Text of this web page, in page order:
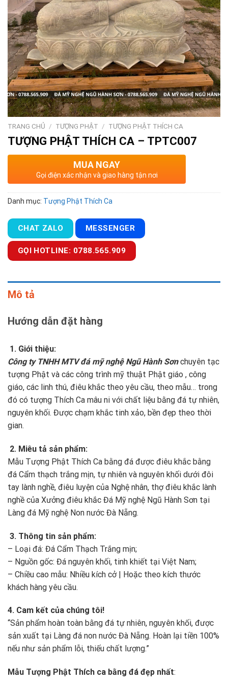
TRANG CHỦ / TƯỢNG PHẬT / TƯỢNG PHẬT THÍCH CA
TƯỢNG PHẬT THÍCH CA – TPTC007
MUA NGAY
Gọi điện xác nhận và giao hàng tận nơi
Danh mục: Tượng Phật Thích Ca
CHAT ZALO MESSENGER
GỌI HOTLINE: 0788.565.909
Mô tả
Hướng dẫn đặt hàng
1. Giới thiệu:
Công ty TNHH MTV đá mỹ nghệ Ngũ Hành Sơnchuyên tạc
tượng Phật và các công trình mỹ thuật Phật giáo , công
giáo, các linh thú, điêu khắc theo yêu cầu, theo mẫu… trong
đó có tượng Thích Ca mâu ni với chất liệu bằng đá tự nhiên,
nguyên khối. Được chạm khắc tinh xảo, bền đẹp theo thời
gian.
2. Miêu tả sản phẩm:
Mẫu Tượng Phật Thích Ca bằng đá được điêu khắc bằng
đá Cẩm thạch trắng mịn, tự nhiên và nguyên khối dưới đôi
tay lành nghề, điêu luyện của Nghệ nhân, thợ điêu khắc lành
nghề của Xưởng điêu khắc Đá Mỹ nghệ Ngũ Hành Sơn tại
Làng đá Mỹ nghệ Non nước Đà Nẵng.
3. Thông tin sản phẩm:
– Loại đá: Đá Cẩm Thạch Trắng mịn;
– Nguồn gốc: Đá nguyên khối, tinh khiết tại Việt Nam;
– Chiều cao mẫu: Nhiều kích cở | Hoặc theo kích thước
khách hàng yêu cầu.
4. Cam kết của chúng tôi!
“Sản phẩm hoàn toàn bằng đá tự nhiên, nguyên khối, được
sản xuất tại Làng đá non nước Đà Nẵng. Hoàn lại tiền 100%
nếu như sản phẩm lỗi, thiếu chất lượng.”
Mẫu Tượng Phật Thích ca bằng đá đẹp nhất: